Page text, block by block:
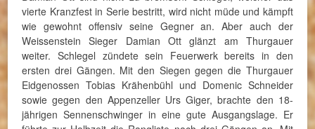
vierte Kranzfest in Serie bestritt, wird nicht müde und kämpft
wie gewohnt offensiv seine Gegner an. Aber auch der
Weissenstein Sieger Damian Ott glänzt am Thurgauer
weiter. Schlegel zündete sein Feuerwerk bereits in den
ersten drei Gängen. Mit den Siegen gegen die Thurgauer
Eidgenossen Tobias Krähenbühl und Domenic Schneider
sowie gegen den Appenzeller Urs Giger, brachte den 18-
jährigen Sennenschwinger in eine gute Ausgangslage. Er